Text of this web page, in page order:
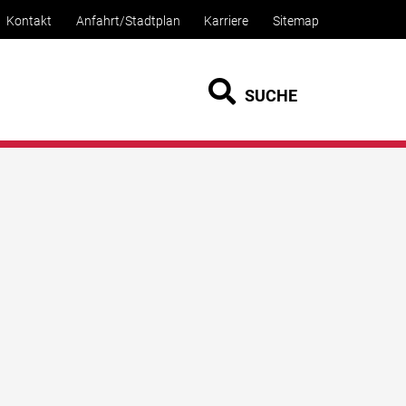
Kontakt Anfahrt/Stadtplan Karriere Sitemap
SUCHE